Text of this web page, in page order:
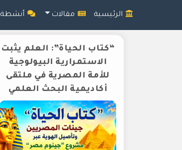
الرئيسية مقالات أنشطة
“كتاب الحياة”: العلم يثبت
الاستمرارية البيولوجية
للأمة المصرية في ملتقى
أكاديمية البحث العلمي